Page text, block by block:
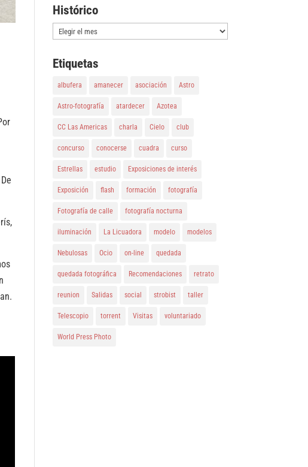
Histórico
Histórico
Etiquetas
albufera amanecer asociación Astro
Astro-fotografía atardecer Azotea
CC Las Americas charla Cielo club
concurso conocerse cuadra curso
Estrellas estudio Exposiciones de interés
Exposición flash formación fotografía
Fotografía de calle fotografía nocturna
iluminación La Licuadora modelo modelos
Nebulosas Ocio on-line quedada
quedada fotográfica Recomendaciones retrato
reunion Salidas social strobist taller
Telescopio torrent Visitas voluntariado
World Press Photo